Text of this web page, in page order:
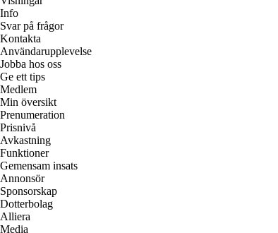
Info
Svar på frågor
Kontakta
Användarupplevelse
Jobba hos oss
Ge ett tips
Medlem
Min översikt
Prenumeration
Prisnivå
Avkastning
Funktioner
Gemensam insats
Annonsör
Sponsorskap
Dotterbolag
Alliera
Media